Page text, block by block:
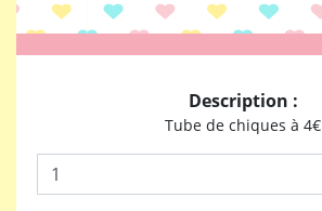
Description :
Tube de chiques à 4€